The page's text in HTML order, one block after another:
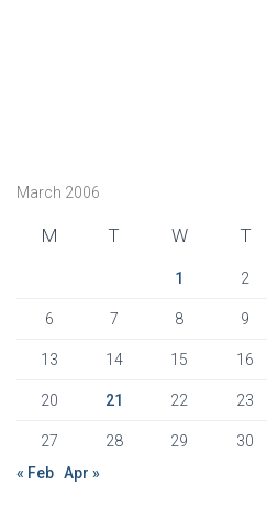
March 2006
M T W T
1 2
6 7 8 9
13 14 15 16
20 21 22 23
27 28 29 30
« Feb Apr »